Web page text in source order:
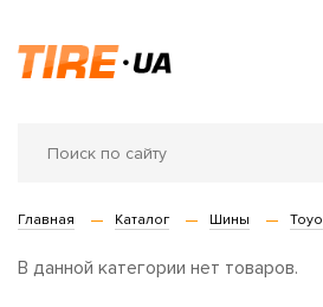
Главная Каталог Шины Toyo
В данной категории нет товаров.